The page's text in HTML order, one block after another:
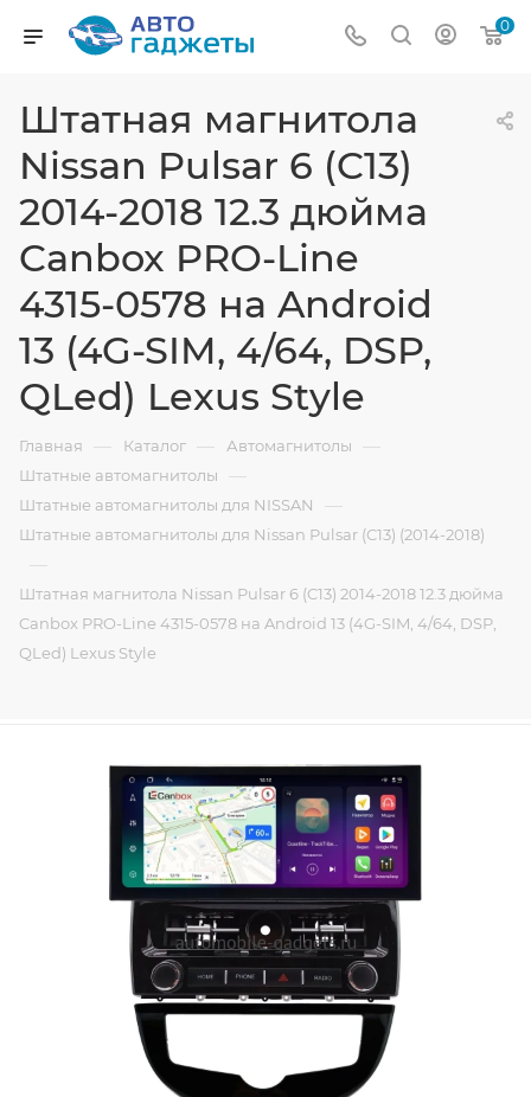
0
Штатная магнитола
Nissan Pulsar 6 (C13)
2014-2018 12.3 дюйма
Canbox PRO-Line
4315-0578 на Android
13 (4G-SIM, 4/64, DSP,
QLed) Lexus Style
Главная — Каталог — Автомагнитолы —
Штатные автомагнитолы —
Штатные автомагнитолы для NISSAN —
Штатные автомагнитолы для Nissan Pulsar (C13) (2014-2018)
—
Штатная магнитола Nissan Pulsar 6 (C13) 2014-2018 12.3 дюйма
Canbox PRO-Line 4315-0578 на Android 13 (4G-SIM, 4/64, DSP,
QLed) Lexus Style